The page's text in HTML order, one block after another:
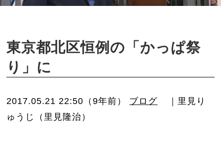
東京都北区恒例の「かっぱ祭
り」に
2017.05.21 22:50（9年前） ブログ
｜里見り
ゅうじ（里見隆治）